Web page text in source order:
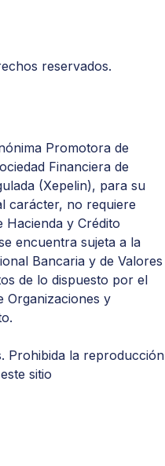
reservados.
Promotora de
Financiera de
(Xepelin), para su
carácter, no requiere
Hacienda y Crédito
encuentra sujeta a la
Bancaria y de Valores
de lo dispuesto por el
Organizaciones y
Prohibida la reproducción
sitio